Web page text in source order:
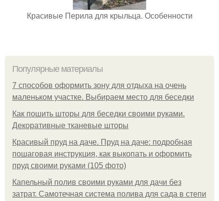
Красивые Перила для крыльца. Особенности
Популярные материалы
7 способов оформить зону для отдыха на очень
маленьком участке. Выбираем место для беседки
Как пошить шторы для беседки своими руками.
Декоративные тканевые шторы
Красивый пруд на даче. Пруд на даче: подробная
пошаговая инструкция, как выкопать и оформить
пруд своими руками (105 фото)
Капельный полив своими руками для дачи без
затрат. Самотечная система полива для сада в степи